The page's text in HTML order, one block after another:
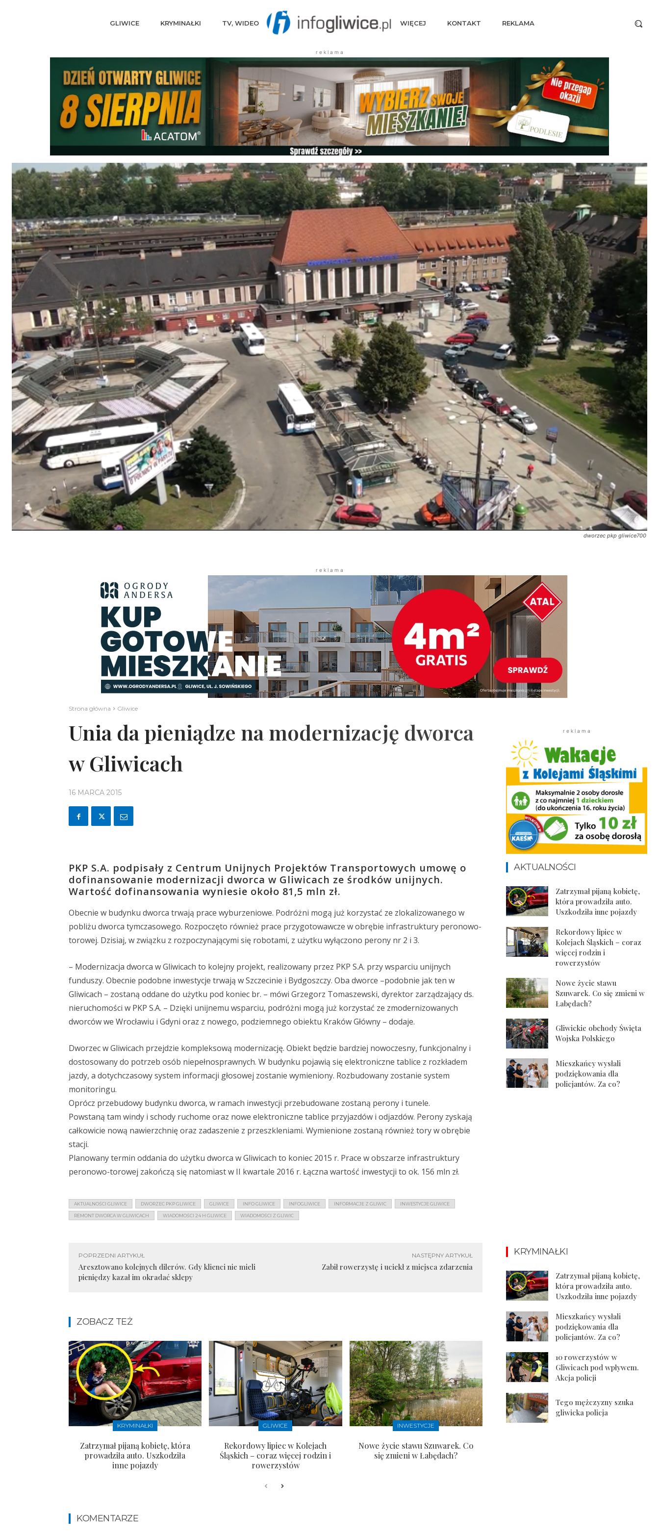
GLIWICE KRYMINAŁKI TV, WIDEO WIĘCEJ KONTAKT REKLAMA
r e k l a m a
dworzec pkp gliwice700
r e k l a m a
Strona główna Gliwice
Unia da pieniądze na modernizację dworca
w Gliwicach
16 MARCA 2015
PKP S.A. podpisały z Centrum Unijnych Projektów Transportowych umowę o
dofinansowanie modernizacji dworca w Gliwicach ze środków unijnych.
Wartość dofinansowania wyniesie około 81,5 mln zł.
Obecnie w budynku dworca trwają prace wyburzeniowe. Podróżni mogą już korzystać ze zlokalizowanego w
pobliżu dworca tymczasowego. Rozpoczęto również prace przygotowawcze w obrębie infrastruktury peronowo-
torowej. Dzisiaj, w związku z rozpoczynającymi się robotami, z użytku wyłączono perony nr 2 i 3.
– Modernizacja dworca w Gliwicach to kolejny projekt, realizowany przez PKP S.A. przy wsparciu unijnych
funduszy. Obecnie podobne inwestycje trwają w Szczecinie i Bydgoszczy. Oba dworce –podobnie jak ten w
Gliwicach – zostaną oddane do użytku pod koniec br. – mówi Grzegorz Tomaszewski, dyrektor zarządzający ds.
nieruchomości w PKP S.A. – Dzięki unijnemu wsparciu, podróżni mogą już korzystać ze zmodernizowanych
dworców we Wrocławiu i Gdyni oraz z nowego, podziemnego obiektu Kraków Główny – dodaje.
Dworzec w Gliwicach przejdzie kompleksową modernizację. Obiekt będzie bardziej nowoczesny, funkcjonalny i
dostosowany do potrzeb osób niepełnosprawnych. W budynku pojawią się elektroniczne tablice z rozkładem
jazdy, a dotychczasowy system informacji głosowej zostanie wymieniony. Rozbudowany zostanie system
monitoringu.
Oprócz przebudowy budynku dworca, w ramach inwestycji przebudowane zostaną perony i tunele.
Powstaną tam windy i schody ruchome oraz nowe elektroniczne tablice przyjazdów i odjazdów. Perony zyskają
całkowicie nową nawierzchnię oraz zadaszenie z przeszkleniami. Wymienione zostaną również tory w obrębie
stacji.
Planowany termin oddania do użytku dworca w Gliwicach to koniec 2015 r. Prace w obszarze infrastruktury
peronowo-torowej zakończą się natomiast w II kwartale 2016 r. Łączna wartość inwestycji to ok. 156 mln zł.
AKTUALNOŚCI GLIWICE DWORZEC PKP GLIWICE GLIWICE INFO GLIWICE INFOGLIWICE INFORMACJE Z GLIWIC INWESTYCJE GLIWICE
REMONT DWORCA W GLIWICACH WIADOMOŚCI 24 H GLIWICE WIADOMOŚCI Z GLIWIC
POPRZEDNI ARTYKUŁ
Aresztowano kolejnych dilerów. Gdy klienci nie mieli
pieniędzy kazał im okradać sklepy
NASTĘPNY ARTYKUŁ
Zabił rowerzystę i uciekł z miejsca zdarzenia
ZOBACZ TEŻ
KRYMINAŁKI
Zatrzymał pijaną kobietę, która
prowadziła auto. Uszkodziła
inne pojazdy
GLIWICE
Rekordowy lipiec w Kolejach
Śląskich – coraz więcej rodzin i
rowerzystów
INWESTYCJE
Nowe życie stawu Szuwarek. Co
się zmieni w Łabędach?
KOMENTARZE
r e k l a m a
AKTUALNOŚCI
Zatrzymał pijaną kobietę,
która prowadziła auto.
Uszkodziła inne pojazdy
Rekordowy lipiec w
Kolejach Śląskich – coraz
więcej rodzin i
rowerzystów
Nowe życie stawu
Szuwarek. Co się zmieni w
Łabędach?
Gliwickie obchody Święta
Wojska Polskiego
Mieszkańcy wysłali
podziękowania dla
policjantów. Za co?
KRYMINAŁKI
Zatrzymał pijaną kobietę,
która prowadziła auto.
Uszkodziła inne pojazdy
Mieszkańcy wysłali
podziękowania dla
policjantów. Za co?
10 rowerzystów w
Gliwicach pod wpływem.
Akcja policji
Tego mężczyzny szuka
gliwicka policja